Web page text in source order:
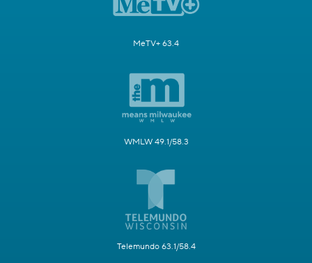
MeTV+ 63.4
WMLW 49.1/58.3
Telemundo 63.1/58.4